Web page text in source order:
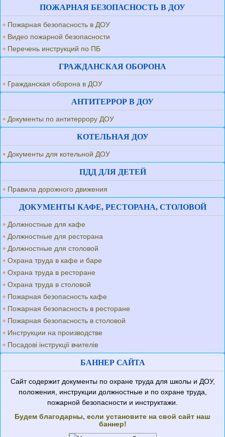
ПОЖАРНАЯ БЕЗОПАСНОСТЬ В ДОУ
Пожарная безопасность в ДОУ
Видео пожарной безопасности
Перечень инструкций по ПБ
ГРАЖДАНСКАЯ ОБОРОНА
Гражданская оборона в ДОУ
АНТИТЕРРОР В ДОУ
Документы по антитеррору ДОУ
КОТЕЛЬНАЯ ДОУ
Документы для котельной ДОУ
ПДД ДЛЯ ДЕТЕЙ
Правила дорожного движения
ДОКУМЕНТЫ КАФЕ, РЕСТОРАНА, СТОЛОВОЙ
Должностные для кафе
Должностные для ресторана
Должностные для столовой
Охрана труда в кафе и баре
Охрана труда в ресторане
Охрана труда в столовой
Пожарная безопасность кафе
Пожарная безопасность в ресторане
Пожарная безопасность в столовой
Инструкции на производстве
Посадові інструкції вчителів
БАННЕР САЙТА
Сайт содержит документы по охране труда для школы и ДОУ,
положения, инструкции должностные и по охране труда,
пожарной безопасности и инструктажи.
Будем благодарны, если установите на свой сайт наш
баннер!